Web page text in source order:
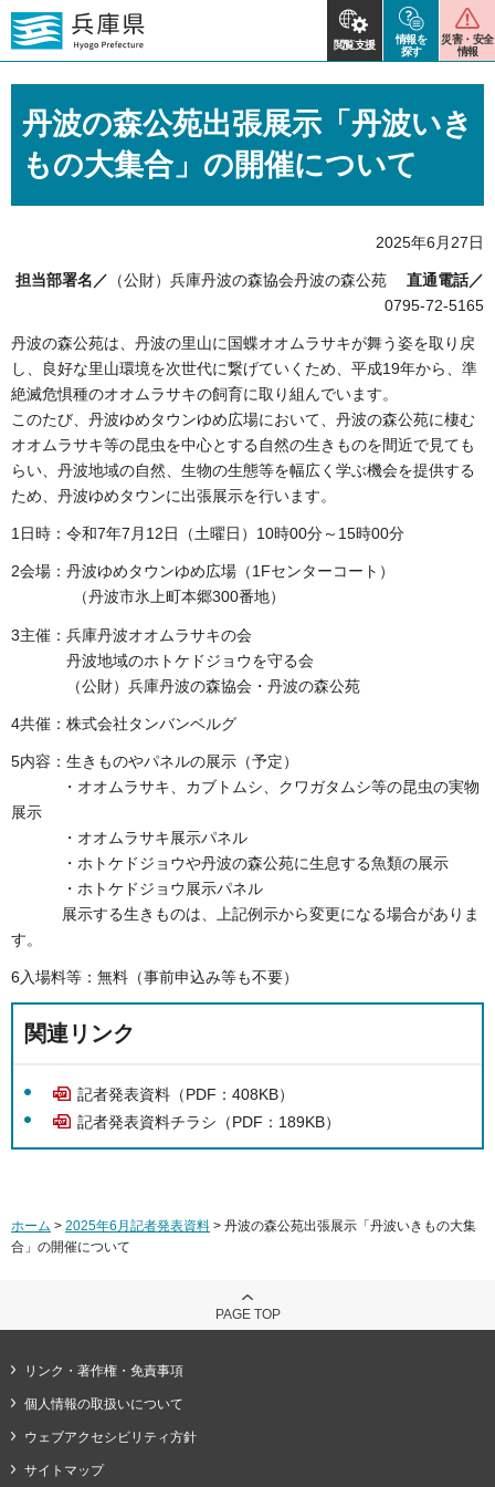
閲覧支援
情報を
探す
災害・安全
情報
丹波の森公苑出張展示「丹波いき
もの大集合」の開催について
2025年6月27日
担当部署名／ （公財）兵庫丹波の森協会丹波の森公苑 直通電話／
0795-72-5165
丹波の森公苑は、丹波の里山に国蝶オオムラサキが舞う姿を取り戻
し、良好な里山環境を次世代に繋げていくため、平成19年から、準
絶滅危惧種のオオムラサキの飼育に取り組んでいます。
このたび、丹波ゆめタウンゆめ広場において、丹波の森公苑に棲む
オオムラサキ等の昆虫を中心とする自然の生きものを間近で見ても
らい、丹波地域の自然、生物の生態等を幅広く学ぶ機会を提供する
ため、丹波ゆめタウンに出張展示を行います。
1日時：令和7年7月12日（土曜日）10時00分～15時00分
2会場：丹波ゆめタウンゆめ広場（1Fセンターコート）
（丹波市氷上町本郷300番地）
3主催：兵庫丹波オオムラサキの会
丹波地域のホトケドジョウを守る会
（公財）兵庫丹波の森協会・丹波の森公苑
4共催：株式会社タンバンベルグ
5内容：生きものやパネルの展示（予定）
・オオムラサキ、カブトムシ、クワガタムシ等の昆虫の実物
展示
・オオムラサキ展示パネル
・ホトケドジョウや丹波の森公苑に生息する魚類の展示
・ホトケドジョウ展示パネル
展示する生きものは、上記例示から変更になる場合がありま
す。
6入場料等：無料（事前申込み等も不要）
関連リンク
記者発表資料（PDF：408KB）
記者発表資料チラシ（PDF：189KB）
ホーム > 2025年6月記者発表資料 > 丹波の森公苑出張展示「丹波いきもの大集
合」の開催について
PAGE TOP
リンク・著作権・免責事項
個人情報の取扱いについて
ウェブアクセシビリティ方針
サイトマップ